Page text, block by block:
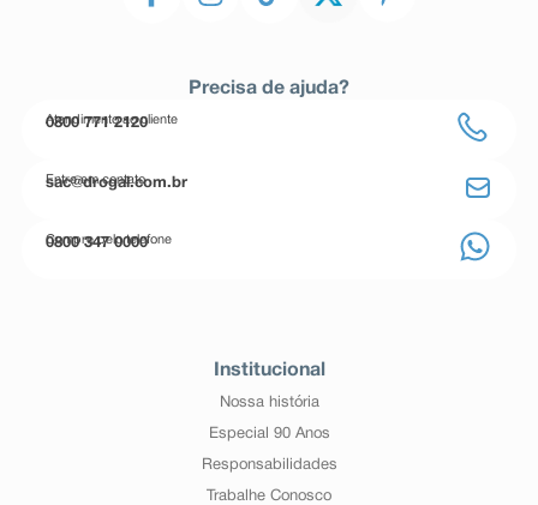
Precisa de ajuda?
Atendimento ao cliente
0800 771 2120
Entre em contato
sac@drogal.com.br
Compre pelo telefone
0800 347 0000
Institucional
Nossa história
Especial 90 Anos
Responsabilidades
Trabalhe Conosco